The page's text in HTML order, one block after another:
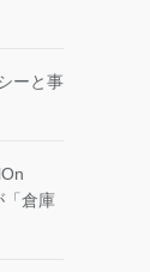
ーと事
「倉庫